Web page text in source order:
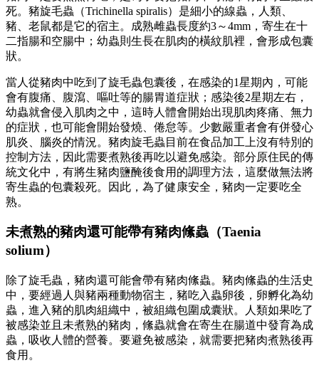
死。豬旋毛蟲（Trichinella spiralis）是細小的線蟲，人類、
豬、老鼠都是它的宿主。成熟雌蟲長度約3～4mm，寄生在十
二指腸和空腸中；幼蟲則生長在肌肉的橫紋肌裡，會形成包囊
狀。
當人從豬肉中吃到了旋毛蟲包囊後，在感染的1星期內，可能
會有腹痛、腹瀉、嘔吐等的腸胃道症狀；感染後2星期左右，
幼蟲就會侵入肌肉之中，這時人體會開始出現肌肉疼痛、無力
的症狀，也可能會開始發燒、倦怠等。少數嚴重者會有併發心
肌炎、腦炎的情況。豬肉旋毛蟲目前在食品加工上沒有特別的
控制方法，因此需要煮熟後再吃以避免感染。部分原住民的傳
統文化中，有將生豬肉鹽醃後食用的調理方法，這麼做無法將
寄生蟲的包囊殺死。因此，為了健康安全，豬肉一定要吃全
熟。
未煮熟的豬肉還可能帶有豬肉絛蟲（Taenia
solium）
除了旋毛蟲，豬肉還可能會帶有豬肉絛蟲。豬肉絛蟲的生活史
中，要經過人與豬兩種動物宿主，豬吃入蟲卵後，卵孵化為幼
蟲，進入豬的肌肉組織中，被組織包圍成囊狀。人類如果吃了
被感染並且未煮熟的豬肉，絛蟲就會在寄生在腸道中發育為成
蟲，吸收人體的營養。要避免被感染，就需要把豬肉煮熟後再
食用。